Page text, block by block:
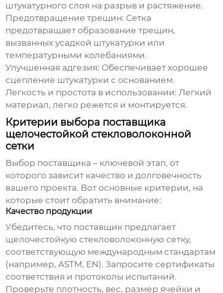
штукатурного слоя на разрыв и растяжение.
Предотвращение трещин: Сетка
предотвращает образование трещин,
вызванных усадкой штукатурки или
температурными колебаниями.
Улучшенная адгезия: Обеспечивает хорошее
сцепление штукатурки с основанием.
Легкость и простота в использовании: Легкий
материал, легко режется и монтируется.
Критерии выбора поставщика
щелочестойкой стекловолоконной
сетки
Выбор поставщика – ключевой этап, от
которого зависит качество и долговечность
вашего проекта. Вот основные критерии, на
которые стоит обратить внимание:
Качество продукции
Убедитесь, что поставщик предлагает
щелочестойкую стекловолоконную сетку,
соответствующую международным стандартам
(например, ASTM, EN). Запросите сертификаты
соответствия и протоколы испытаний.
Проверьте плотность, вес, размер ячейки и